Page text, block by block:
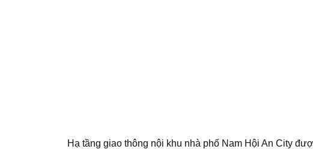
Hạ tầng giao thông nội khu nhà phố Nam Hội An City